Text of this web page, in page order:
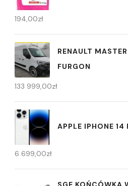
194,00zł
RENAULT
FURGON
133 999,00zł
APPLE IPHONE 14
6 699,00zł